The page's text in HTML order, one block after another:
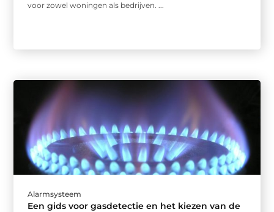
voor zowel woningen als bedrijven. ...
Alarmsysteem
Een gids voor gasdetectie en het kiezen van de